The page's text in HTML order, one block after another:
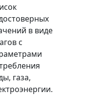
в виде
с
газа,